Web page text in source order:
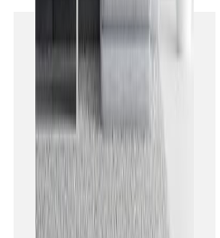
Để lại một bình
Email của bạn sẽ không
được hiển thị công khai.
Các trường bắt buộc
được đánh dấu *
Bình luận